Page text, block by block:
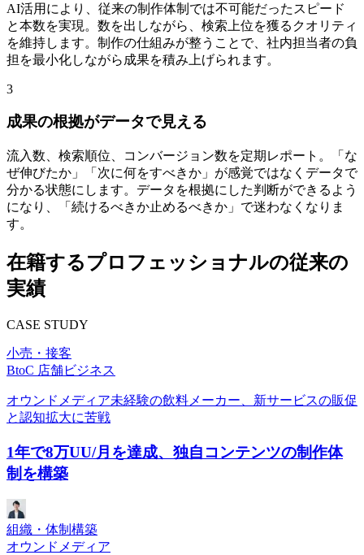
AI活用により、従来の制作体制では不可能だったスピード
と本数を実現。数を出しながら、検索上位を獲るクオリティ
を維持します。制作の仕組みが整うことで、社内担当者の負
担を最小化しながら成果を積み上げられます。
3
成果の根拠がデータで見える
流入数、検索順位、コンバージョン数を定期レポート。「な
ぜ伸びたか」「次に何をすべきか」が感覚ではなくデータで
分かる状態にします。データを根拠にした判断ができるよう
になり、「続けるべきか止めるべきか」で迷わなくなりま
す。
在籍するプロフェッショナルの従来の
実績
CASE STUDY
小売・接客
BtoC 店舗ビジネス
オウンドメディア未経験の飲料メーカー、新サービスの販促
と認知拡大に苦戦
1年で8万UU/月を達成、独自コンテンツの制作体
制を構築
組織・体制構築
オウンドメディア